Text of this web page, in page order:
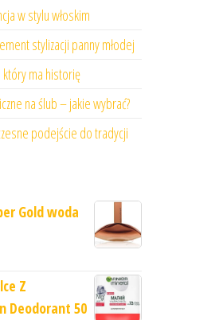
w stylu włoskim
stylizacji panny młodej
który ma historię
na ślub – jakie wybrać?
podejście do tradycji
Gold woda
Z
Deodorant 50